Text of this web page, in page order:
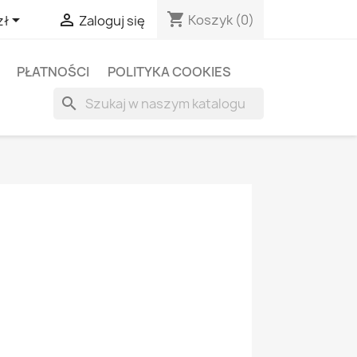
  Zaloguj się shopping_cart Koszyk (0)
PŁATNOŚCI POLITYKA COOKIES
search